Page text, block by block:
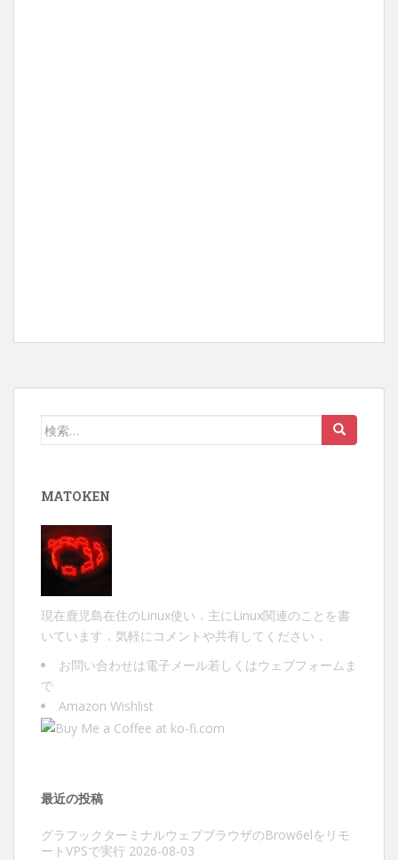
検
MATOKEN
現在鹿児島在住のLinux使い．主にLinux関連のことを書
いています．気軽にコメントや共有してください．
お問い合わせは電子メール若しくは ウェブフォーム ま
で
Amazon Wishlist
最近の投稿
グラフックターミナルウェブブラウザのBrow6elをリモ
ートVPSで実行 2026-08-03